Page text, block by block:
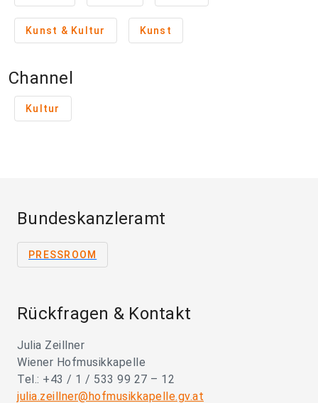
Kunst & Kultur Kunst
Channel
Kultur
Bundeskanzleramt
PRESSROOM
Rückfragen & Kontakt
Julia Zeillner
Wiener Hofmusikkapelle
Tel.: +43 / 1 / 533 99 27 – 12
julia.zeillner@hofmusikkapelle.gv.at